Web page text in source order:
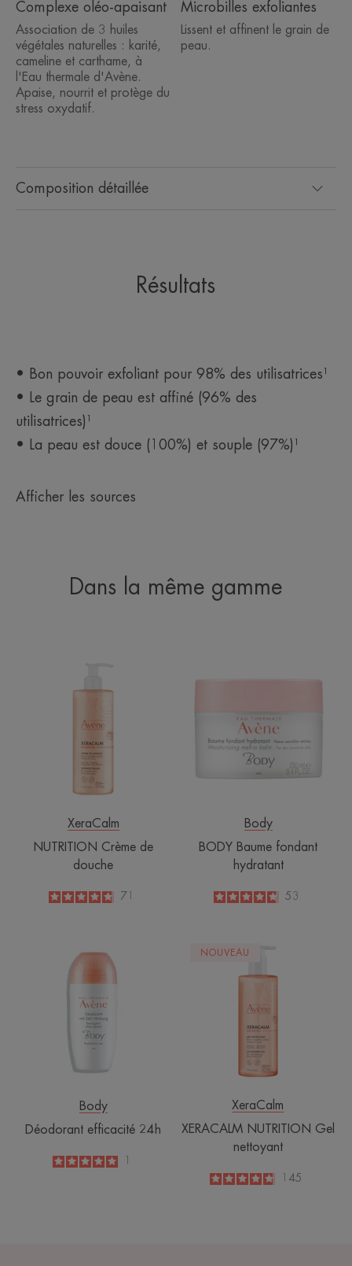
Composition détaillée
Complexe oléo-apaisant
Association de 3 huiles
végétales naturelles : karité,
cameline et carthame, à
l'Eau thermale d'Avène.
Apaise, nourrit et protège du
stress oxydatif.
Microbilles exfoliantes
Lissent et affinent le grain de
peau.
Résultats
• Bon pouvoir exfoliant pour 98% des utilisatrices¹
• Le grain de peau est affiné (96% des
utilisatrices)¹
• La peau est douce (100%) et souple (97%)¹
Afficher les sources
Dans la même gamme
de
XeraCalm
NUTRITION Crème de
douche
4.8
/
5
71
Baume
hydratant
Body
BODY Baume fondant
hydratant
4.8
/
5
53
efficacité
Body
Déodorant efficacité 24h
Gel
NOUVEAU
XeraCalm
XERACALM NUTRITION Gel
nettoyant
4.8
145